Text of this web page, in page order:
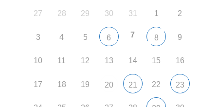
27 28 29 30 31 1 2
3 4 5 6 7 8 9
10 11 12 13 14 15 16
17 18 19 20 21 22 23